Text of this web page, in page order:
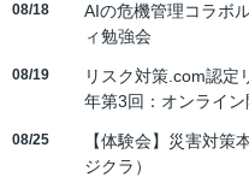
08/18
AIの危機管理コラボ
ィ勉強会
08/19
リスク対策.com認定
年第3回：オンライン
08/25
【体験会】災害対
ジクラ）